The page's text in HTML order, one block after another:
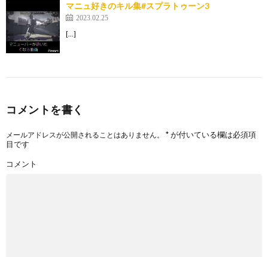
マニュ好きのキル集#スプラトゥーン3
2023.02.25
[…]
コメントを書く
メールアドレスが公開されることはありません。 *が付いている欄は必須項
目です
コメント